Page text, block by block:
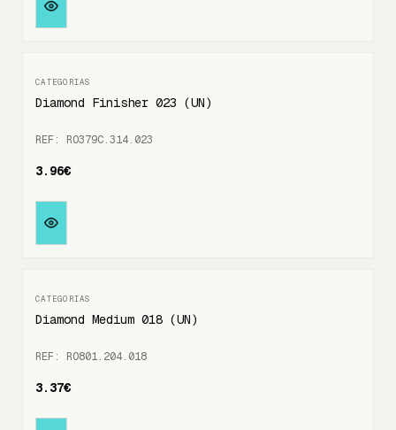
Diamond Finisher 023 (UN)
REF: RO379C.314.023
3.96€
Diamond Medium 018 (UN)
REF: RO801.204.018
3.37€